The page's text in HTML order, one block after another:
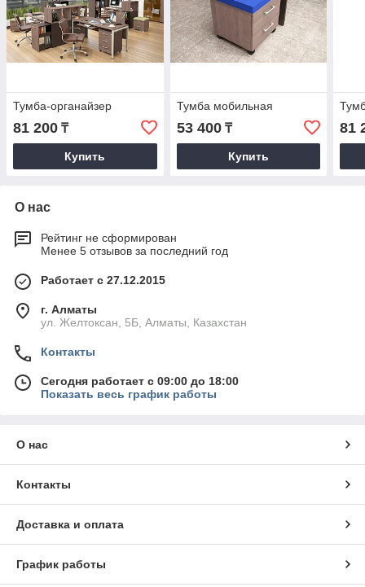
Тумба-органайзер
81 200 ₸
Купить
Тумба мобильная
53 400₸
Купить
81
О нас
Рейтинг не сформирован
Менее 5 отзывов за последний год
Работает с 27.12.2015
г. Алматы
ул. Желтоксан, 5Б, Алматы, Казахстан
Контакты
Сегодня работает с 09:00 до 18:00
Показать весь график работы
О нас
Контакты
Доставка и оплата
График работы